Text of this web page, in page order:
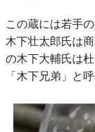
この蔵には若手
木下壮太郎氏は
の木下大輔氏は
「木下兄弟」と